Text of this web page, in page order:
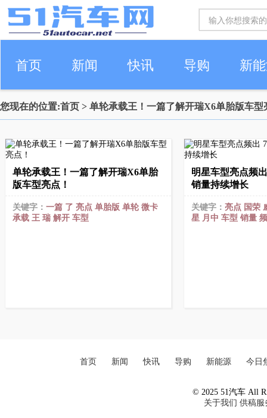
首页 新闻 快讯 导购 新
车生活
您现在的位置:首页 > 单轮承载王！一篇了解开瑞X6单胎版车型
单轮承载王！一篇了解开瑞X6单胎
版车型亮点！
关键字： 一篇 了 亮点 单胎版 单轮 微卡
承载 王 瑞 解开 车型
明星车型亮点频
销量持续增长
关键字： 亮点 国荣
星 月中 车型 销量
首页 新闻 快讯 导购 新能源 今日
© 2025 51汽车 All
关于我们 供稿服